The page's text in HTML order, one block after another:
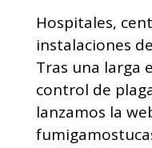
Hospitales,
instalaciones
Tras una larga
control de
lanzamos la